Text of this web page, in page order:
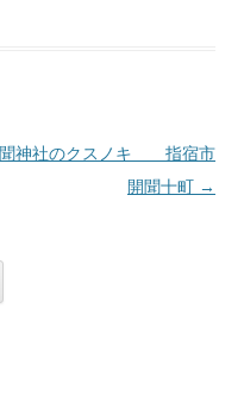
神社のクスノキ 指宿市
開聞十町 →